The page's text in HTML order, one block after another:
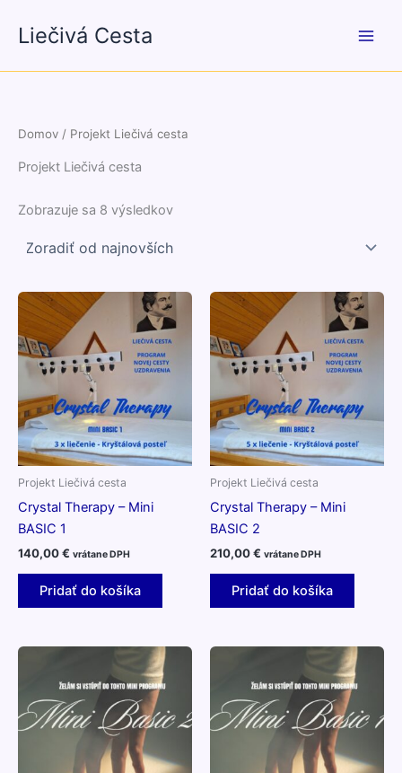
Liečivá Cesta
Domov / Projekt Liečivá cesta
Projekt Liečivá cesta
Zobrazuje sa 8 výsledkovZoradené
Projekt Liečivá cesta
Crystal Therapy – Mini
BASIC 1
140,00€ vrátane DPH
Pridať do košíka
Projekt Liečivá cesta
Crystal Therapy – Mini
BASIC 2
210,00€ vrátane DPH
Pridať do košíka